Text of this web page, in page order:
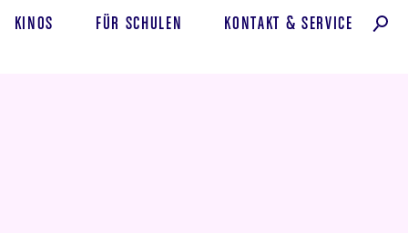
KINOS FÜR SCHULEN KONTAKT & SERVICE